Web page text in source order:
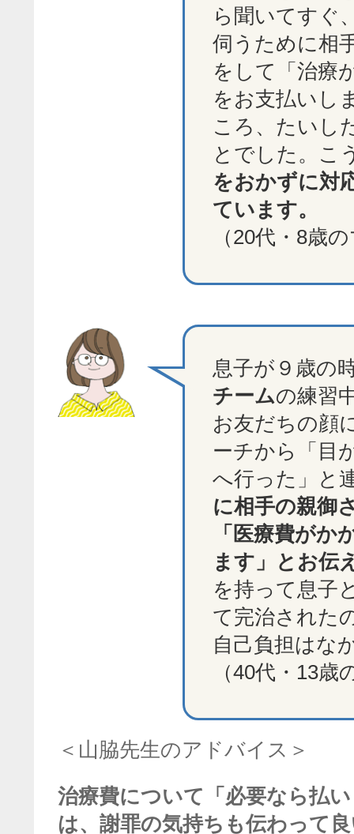
ら聞いてすぐ
伺うために相
をして「治療
をお支払いし
ころ、たいし
とでした。こ
をおかずに対
ています。
（20代・8歳
息子が９歳の
チームの練習
お友だちの顔
ーチから「目
へ行った」と
に相手の親御
「医療費がか
ます」とお伝
を持って息子
て完治された
自己負担はな
（40代・13歳
＜山脇先生のアドバイス＞
治療費について「必要なら払
は、謝罪の気持ちも伝わって